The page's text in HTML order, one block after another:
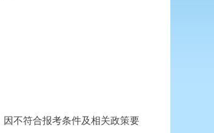
不符合报考条件及相关政策要